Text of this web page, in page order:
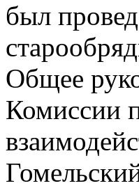
был
Общее
Комиссии